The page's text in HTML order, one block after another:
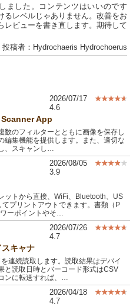
ました。コンテンツはいいのです
るレベルじゃありません。改善をお
ビューを書き直します。期待して
投稿者：Hydrochaeris Hydrochoerus
2026/07/17
4.6
App
数のフィルターとともに画像を保存し
編集機能を提供します。また、適切な
、スキャンし…
2026/08/05
3.9
ットから直接、WiFi、Bluetooth、US
プリントアウトできます。書類（P
ーポイントやそ…
2026/07/26
4.7
キャナ
連続読取します。読取結果はデバイ
と読取日時とバーコード形式はCSV
ンに転送すれば、…
2026/04/18
4.7